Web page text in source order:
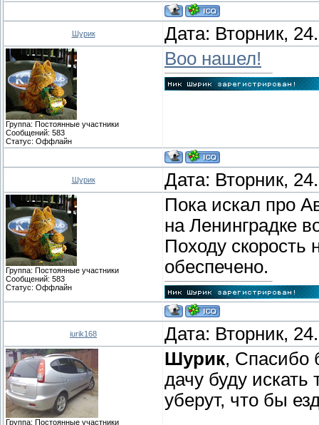
Шурик Дата: Вторник,
Группа: Постоянные участники
Сообщений: 583
Статус: Оффлайн
Воо нашел!
Шурик Дата: Вторник,
Группа: Постоянные участники
Сообщений: 583
Статус: Оффлайн
Пока искал про
на Ленинградке
Походу скорость
обеспечено.
iurik168 Дата: Вторник,
Группа: Постоянные участники
Шурик, Спасибо
дачу буду искать
уберут, что бы